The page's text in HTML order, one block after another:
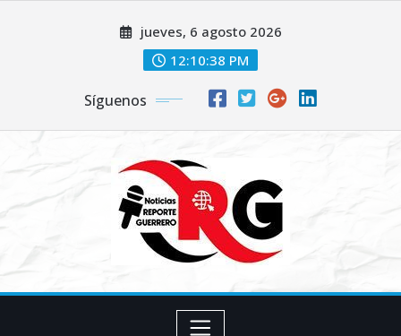
jueves, 6 agosto 2026
12:10:39 PM
Síguenos